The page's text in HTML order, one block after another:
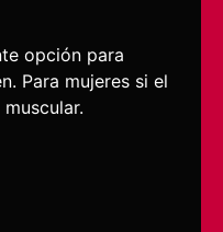
opción para
Para mujeres si el